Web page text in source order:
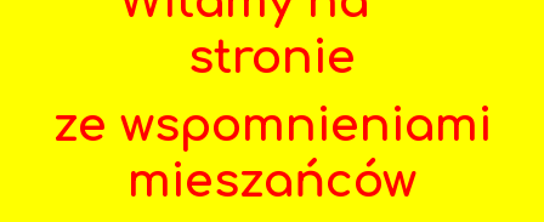
stronie
ze wspomnieniami
mieszańców